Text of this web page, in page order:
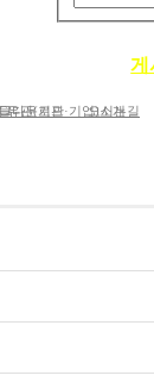
CI다운로드 오시는길
게
유관(기관·기업)소개